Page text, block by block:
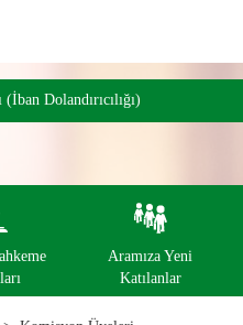
Dolandırıcılığı)
Aramıza Yeni
Katılanlar